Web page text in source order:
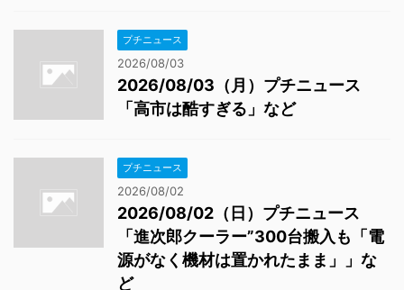
プチニュース
2026/08/03
2026/08/03（月）プチニュース
「高市は酷すぎる」など
プチニュース
2026/08/02
2026/08/02（日）プチニュース
「進次郎クーラー”300台搬入も「電
源がなく機材は置かれたまま」」な
ど